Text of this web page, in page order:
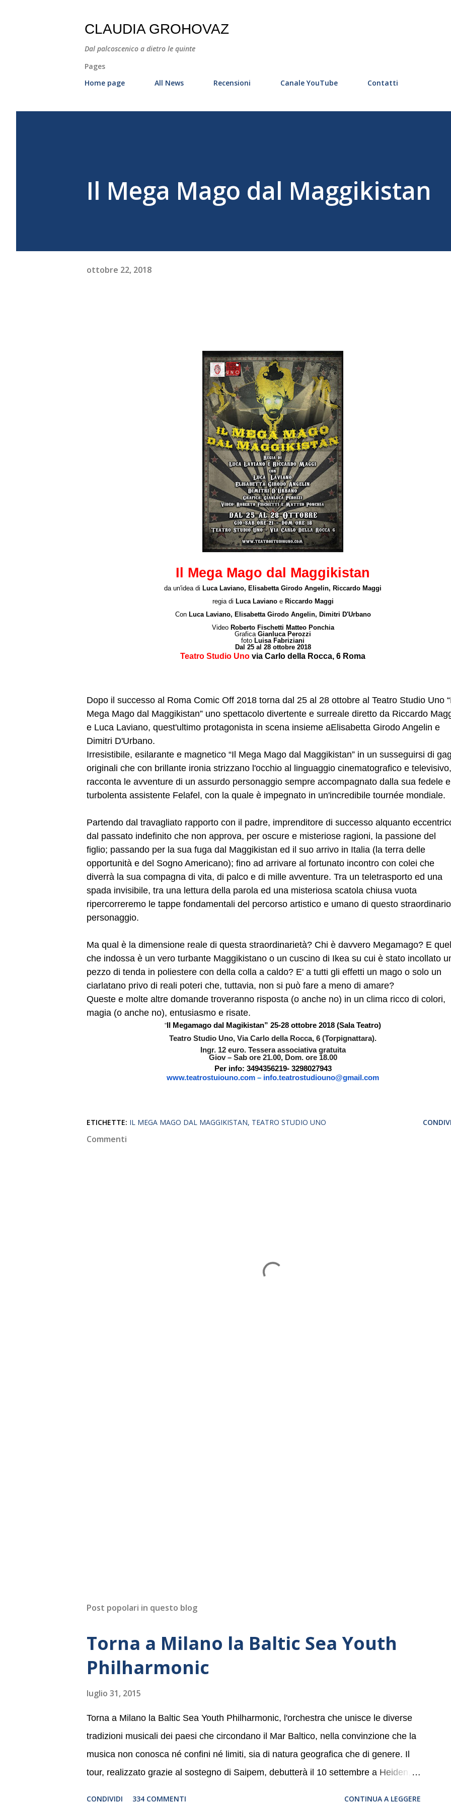
CLAUDIA GROHOVAZ
Dal palcoscenico a dietro le quinte
Pages
Home page
All News Recensioni Canale YouTube Contatti
Il Mega Mago dal Maggikistan
ottobre 22, 2018
Il Mega Mago dal Maggikistan
da un'idea di Luca Laviano, Elisabetta Girodo Angelin, Riccardo Maggi
regia di Luca Laviano e Riccardo Maggi
Con Luca Laviano, Elisabetta Girodo Angelin, Dimitri D'Urbano
Video Roberto Fischetti Matteo Ponchia
Grafica Gianluca Perozzi
foto Luisa Fabriziani
Dal 25 al 28 ottobre 2018
Teatro Studio Uno via Carlo della Rocca, 6 Roma
Dopo il successo al Roma Comic Off 2018 torna dal 25 al 28 ottobre al Teatro Studio Uno
Mega Mago dal Maggikistan” uno spettacolo divertente e surreale diretto da Riccardo
e Luca Laviano, quest'ultimo protagonista in scena insieme aElisabetta Girodo Angelin e
Dimitri D'Urbano.
Irresistibile, esilarante e magnetico “Il Mega Mago dal Maggikistan” in un susseguirsi di gag
originali che con brillante ironia strizzano l'occhio al linguaggio cinematografico e televisivo,
racconta le avventure di un assurdo personaggio sempre accompagnato dalla sua fedele e
turbolenta assistente Felafel, con la quale è impegnato in un'incredibile tournée mondiale.
Partendo dal travagliato rapporto con il padre, imprenditore di successo alquanto
dal passato indefinito che non approva, per oscure e misteriose ragioni, la passione del
figlio; passando per la sua fuga dal Maggikistan ed il suo arrivo in Italia (la terra delle
opportunità e del Sogno Americano); fino ad arrivare al fortunato incontro con colei che
diverrà la sua compagna di vita, di palco e di mille avventure. Tra un teletrasporto ed una
spada invisibile, tra una lettura della parola ed una misteriosa scatola chiusa vuota
ripercorreremo le tappe fondamentali del percorso artistico e umano di questo straordinario
personaggio.
Ma qual è la dimensione reale di questa straordinarietà? Chi è davvero Megamago? E
che indossa è un vero turbante Maggikistano o un cuscino di Ikea su cui è stato incollato
pezzo di tenda in poliestere con della colla a caldo? E' a tutti gli effetti un mago o solo un
ciarlatano privo di reali poteri che, tuttavia, non si può fare a meno di amare?
Queste e molte altre domande troveranno risposta (o anche no) in un clima ricco di colori,
magia (o anche no), entusiasmo e risate.
“ Il Megamago dal Magikistan” 25-28 ottobre 2018 (Sala Teatro)
Teatro Studio Uno, Via Carlo della Rocca, 6 (Torpignattara).
Ingr. 12 euro. Tessera associativa gratuita
Giov – Sab ore 21.00, Dom. ore 18.00
Per info: 3494356219- 3298027943
www.teatrostuiouno.com – info.teatrostudiouno@gmail.com
ETICHETTE: IL MEGA MAGO DAL MAGGIKISTAN TEATRO STUDIO UNO
Commenti
Post popolari in questo blog
Torna a Milano la Baltic Sea Youth
Philharmonic
luglio 31, 2015
Torna a Milano la Baltic Sea Youth Philharmonic, l'orchestra che unisce le diverse
tradizioni musicali dei paesi che circondano il Mar Baltico, nella convinzione che la
musica non conosca né confini né limiti, sia di natura geografica che di genere. Il
tour, realizzato grazie al sostegno di Saipem, debutterà il 10 settembre a Heiden, in
CONDIVIDI 334 COMMENTI CONTINUA A LEGGERE